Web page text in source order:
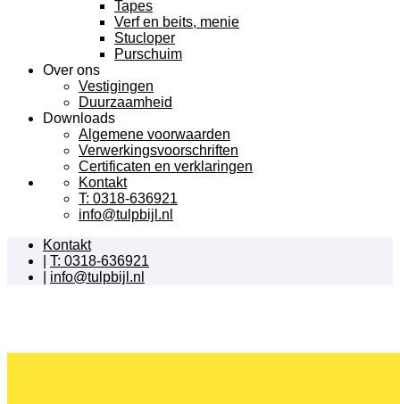
Tapes
Verf en beits, menie
Stucloper
Purschuim
Over ons
Vestigingen
Duurzaamheid
Downloads
Algemene voorwaarden
Verwerkingsvoorschriften
Certificaten en verklaringen
Kontakt
T: 0318-636921
info@tulpbijl.nl
Kontakt
T: 0318-636921
info@tulpbijl.nl